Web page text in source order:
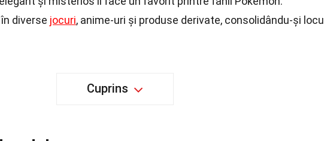
diverse jocuri, anime-uri și produse derivate, consolidându-și locul
Cuprins